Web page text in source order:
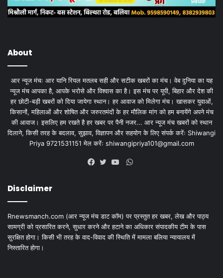
About
आर न्यूज मंचः आर यानि रियल मतलब सही और सटीक खबरों का मंच। वेब दुनिया का यह
न्यूज मंच आपका है, आपके भरोसे और विश्वास का है। इस मंच पर यूपी, बिहार और देश की
हर छोटी-बड़ी खबरों को दिया जायेगा स्थान। हर आवाज को मिलेगा मंच। खासकर युवाओं,
किसानों, महिलाओं और शोषित और जरुरतमंदों के हर मौलिक मांग को हम बनायेंगे अपने मंच
की आवाज। इसलिए हम रखते है हर खबर पर पैनी नजर... आर न्यूज मंच खबरों को स्थान
दिलाने, किसी तरह के बदलाव, सुझाव, विज्ञापन और सहयोग के लिए संपर्क करेंः Shiwangi
Priya 9721531151 मेल करेंः shiwangipriya101@gmail.com
WhatsApp
Disclaimer
Rnewsmanch.com (आर न्यूज मंच डाट काॅम) पर प्रस्तुत हर खबर, लेख और पाठ्य
सामग्री को प्रसारित करने, सुधार करने और हटाने का अधिकार संपादकीय टीम के पास
सुरक्षित होगा। किसी भी तरह के वाद-विवाद की स्थिति में मामला बलिया न्यायालय में
निस्तारित होगा।